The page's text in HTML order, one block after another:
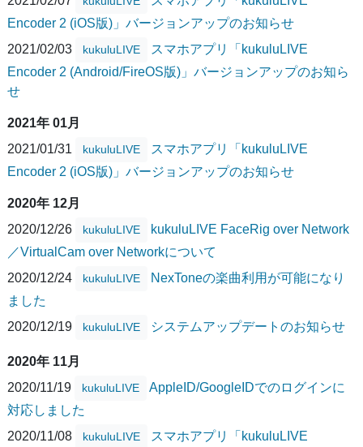
Encoder 2 (iOS版)」バージョンアップのお知らせ
2021/02/03
kukuluLIVE
スマホアプリ「kukuluLIVE
Encoder 2 (Android/FireOS版)」バージョンアップのお知ら
せ
2021年 01月
2021/01/31
kukuluLIVE
スマホアプリ「kukuluLIVE
Encoder 2 (iOS版)」バージョンアップのお知らせ
2020年 12月
2020/12/26
kukuluLIVE
kukuluLIVE FaceRig over Network
／VirtualCam over Networkについて
2020/12/24
kukuluLIVE
NexToneの楽曲利用が可能になり
ました
2020/12/19
kukuluLIVE システムアップデートのお知らせ
2020年 11月
2020/11/19
kukuluLIVE
AppleID/GoogleIDでのログインに
対応しました
2020/11/08
kukuluLIVE
スマホアプリ「kukuluLIVE